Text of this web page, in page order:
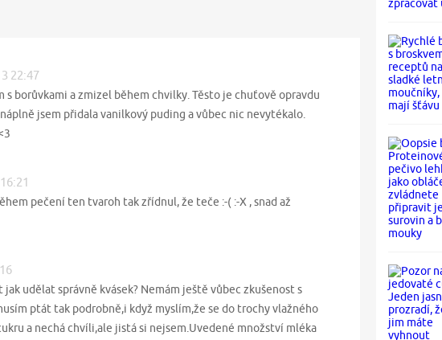
22:47
s borůvkami a zmizel během chvilky. Těsto je chuťově opravdu
jsem přidala vanilkový puding a vůbec nic nevytékalo.
pečení ten tvaroh tak zřídnul, že teče :-( :-X , snad až
udělat správně kvásek? Nemám ještě vůbec zkušenost s
ptát tak podrobně,i když myslím,že se do trochy vlažného
a nechá chvíli,ale jistá si nejsem.Uvedené množství mléka